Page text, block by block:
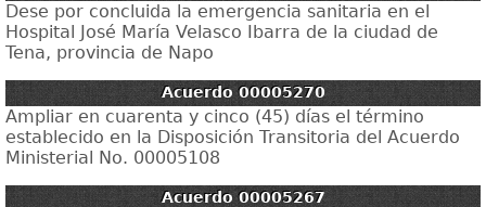
Dese por concluida la emergencia sanitaria en el
Hospital José María Velasco Ibarra de la ciudad de
Tena, provincia de Napo
Acuerdo 00005270
Ampliar en cuarenta y cinco (45) días el término
establecido en la Disposición Transitoria del Acuerdo
Ministerial No. 00005108
Acuerdo 00005267